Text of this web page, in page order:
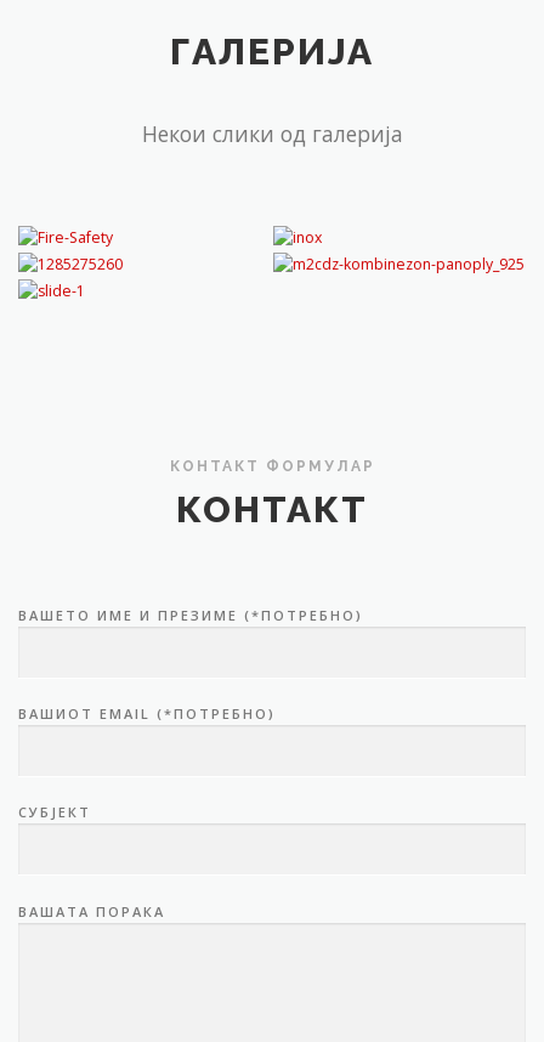
ГАЛЕРИЈА
Некои слики од галерија
КОНТАКТ ФОРМУЛАР
КОНТАКТ
ВАШЕТО ИМЕ И ПРЕЗИМЕ (*ПОТРЕБНО)
ВАШИОТ EMAIL (*ПОТРЕБНО)
СУБЈЕКТ
ВАШАТА ПОРАКА